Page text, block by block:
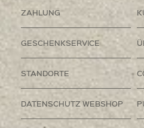
ZAHLUNG
GESCHENKSERVICE
STANDORTE
DATENSCHUTZ WEBSHOP